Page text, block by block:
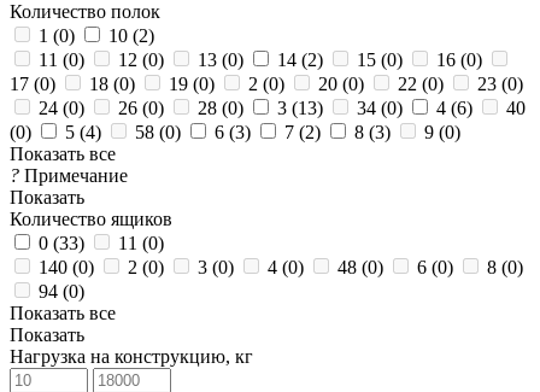
Количество полок
1 (0) 10 (2)
11 (0) 12 (0) 13 (0) 14 (2) 15 (0) 16 (0)
17 (0) 18 (0) 19 (0) 2 (0) 20 (0) 22 (0) 23 (0)
24 (0) 26 (0) 28 (0) 3 (13) 34 (0) 4 (6)
40
(0) 5 (4) 58 (0) 6 (3) 7 (2) 8 (3) 9 (0)
Показать все
? Примечание
Показать
Количество ящиков
0 (33) 11 (0)
140 (0) 2 (0) 3 (0) 4 (0) 48 (0) 6 (0) 8 (0)
94 (0)
Показать все
Показать
Нагрузка на конструкцию, кг